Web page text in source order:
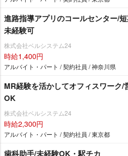
進路指導アプリのコールセンター/
未経験可
株式会社ベルシステム24
時給1,400円
アルバイト・パート / 契約社員 / 神奈川県
MR経験を活かしてオフィスワーク
OK
株式会社ベルシステム24
時給2,300円
アルバイト・パート / 契約社員 / 東京都
歯科助手/未経験OK・駅チカ